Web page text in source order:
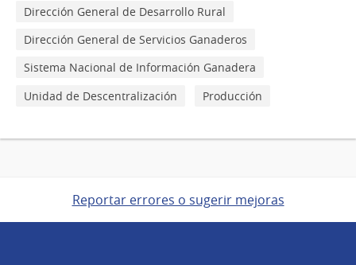
Dirección General de Desarrollo Rural
Dirección General de Servicios Ganaderos
Sistema Nacional de Información Ganadera
Unidad de Descentralización
Producción
Reportar errores o sugerir mejoras